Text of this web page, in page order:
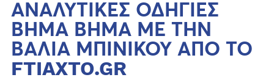
ΑΝΑΛΥΤΙΚΕΣ ΟΔΗΓΙΕΣ
ΒΗΜΑ ΒΗΜΑ ΜΕ ΤΗΝ
ΒΑΛΙΑ ΜΠΙΝΙΚΟΥ ΑΠΟ ΤΟ
FTIAXTO.GR